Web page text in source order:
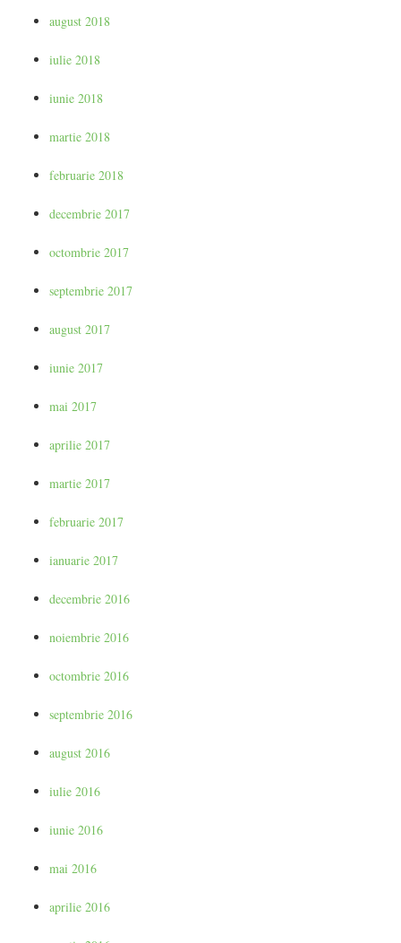
august 2018
iulie 2018
iunie 2018
martie 2018
februarie 2018
decembrie 2017
octombrie 2017
septembrie 2017
august 2017
iunie 2017
mai 2017
aprilie 2017
martie 2017
februarie 2017
ianuarie 2017
decembrie 2016
noiembrie 2016
octombrie 2016
septembrie 2016
august 2016
iulie 2016
iunie 2016
mai 2016
aprilie 2016